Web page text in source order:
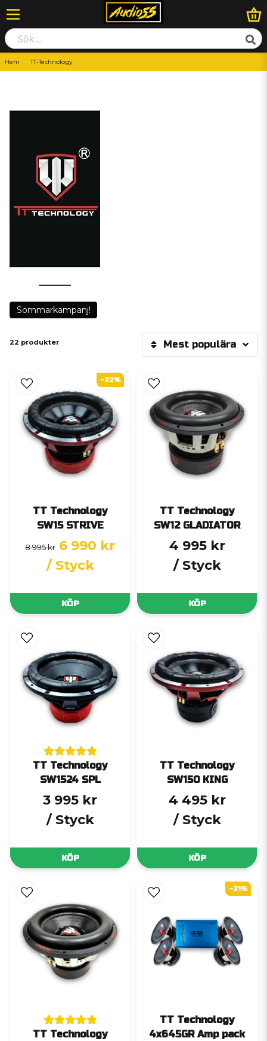
Hem TT-Technology
Sommarkampanj!
22 produkter Mest populära
TT Technology
SW15 STRIVE
8 995 kr 6 990 kr
/ Styck
KÖP
-22%
TT Technology
SW12 GLADIATOR
4 995 kr
/ Styck
KÖP
TT Technology
SW1524 SPL
3 995 kr
/ Styck
KÖP
TT Technology
SW150 KING
4 495 kr
/ Styck
KÖP
TT Technology
TT Technology
4x645GR Amp pack
-21%